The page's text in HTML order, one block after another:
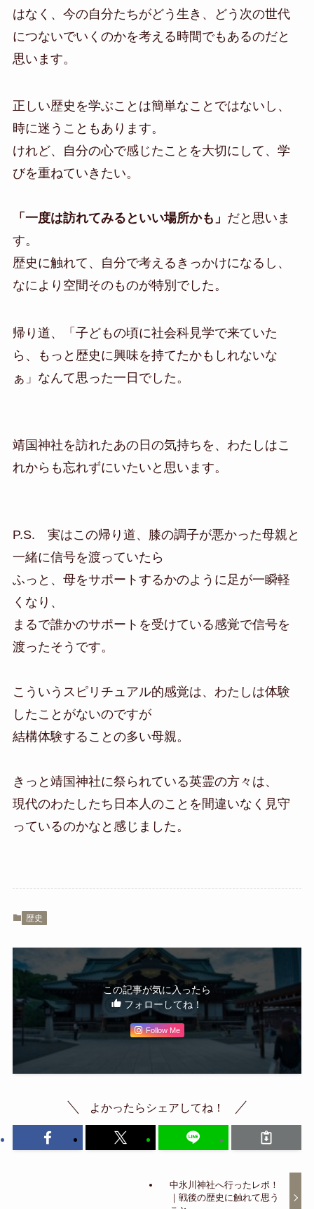
はなく、今の自分たちがどう生き、どう次の世代
につないでいくのかを考える時間でもあるのだと
思います。
正しい歴史を学ぶことは簡単なことではないし、
時に迷うこともあります。
けれど、自分の心で感じたことを大切にして、学
びを重ねていきたい。
「一度は訪れてみるといい場所かも」 だと思いま
す。
歴史に触れて、自分で考えるきっかけになるし、
なにより空間そのものが特別でした。
帰り道、「子どもの頃に社会科見学で来ていた
ら、もっと歴史に興味を持てたかもしれないな
ぁ」なんて思った一日でした。
靖国神社を訪れたあの日の気持ちを、わたしはこ
れからも忘れずにいたいと思います。
P.S. 実はこの帰り道、膝の調子が悪かった母親と
一緒に信号を渡っていたら
ふっと、母をサポートするかのように足が一瞬軽
くなり、
まるで誰かのサポートを受けている感覚で信号を
渡ったそうです。
こういうスピリチュアル的感覚は、わたしは体験
したことがないのですが
結構体験することの多い母親。
きっと靖国神社に祭られている英霊の方々は、
現代のわたしたち日本人のことを間違いなく見守
っているのかなと感じました。
歴史
この記事が気に入ったら
フォローしてね！
Follow Me
よかったらシェアしてね！
中氷川神社へ行ったレポ！
｜戦後の歴史に触れて思う